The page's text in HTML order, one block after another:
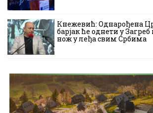
Кнежевић: Однарођена
барјак ће однети у Загреб
нож у леђа свим Србима